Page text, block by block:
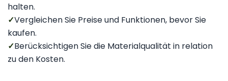
halten.
✓Vergleichen Sie Preise und Funktionen, bevor Sie
kaufen.
✓Berücksichtigen Sie die Materialqualität in relation
zu den Kosten.